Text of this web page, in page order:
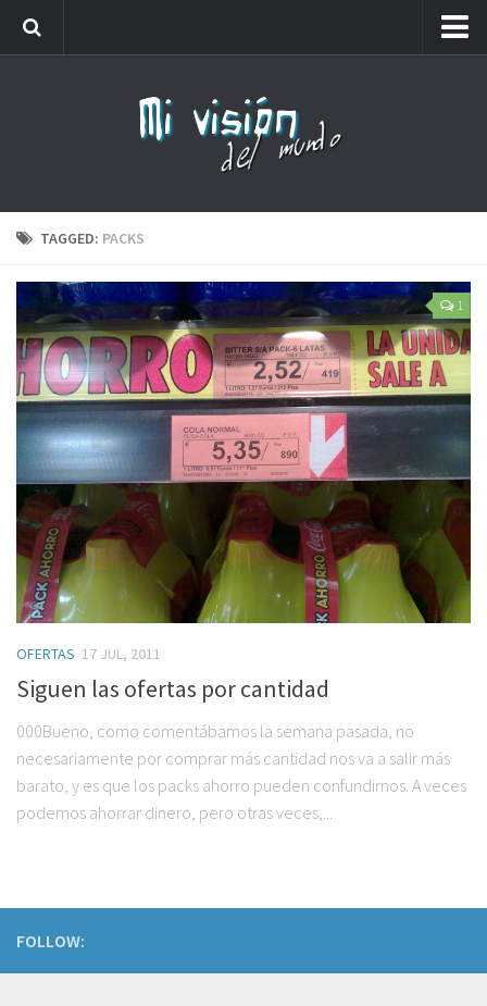
Lista de números de teléfono que no debes coger
TAGGED: PACKS
1
OFERTAS 17 JUL, 2011
Siguen las ofertas por cantidad
000Bueno, como comentábamos la semana pasada, no
necesariamente por comprar más cantidad nos va a salir más
barato, y es que los packs ahorro pueden confundirnos. A veces
podemos ahorrar dinero, pero otras veces,...
FOLLOW: